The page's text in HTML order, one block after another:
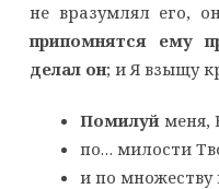
не вразумлял его,
припомнятся ему
делал он; и Я взыщу
Помилуй меня,
по… милости
и по